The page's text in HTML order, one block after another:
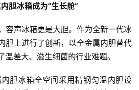
胆冰箱成为“生长舱”
容声冰箱更是大胆。作为全新一代冰
胆上进行了创新，以全金属内胆替代
差大、滋生细菌的行业难题。
胆冰箱全空间采用精钢匀温内胆设